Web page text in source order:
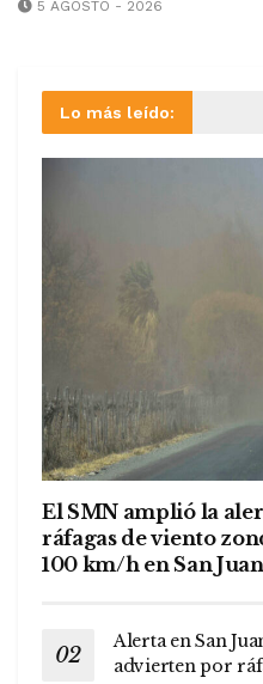
5 AGOSTO - 2026
Lo más leído:
El SMN amplió la
ráfagas de viento
100 km/h en San Juan
Alerta en San
advierten por